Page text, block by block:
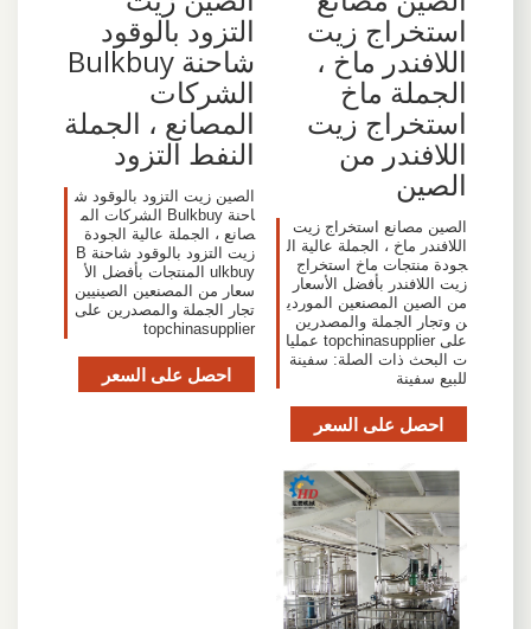
استخراج زيت
اللافندر ماخ ،
الجملة ماخ
استخراج زيت
اللافندر من
الصين
الصين مصانع استخراج زيت
اللافندر ماخ ، الجملة عالية ال
جودة منتجات ماخ استخراج
زيت اللافندر بأفضل الأسعار
من الصين المصنعين الموردي
ن وتجار الجملة والمصدرين
على topchinasupplier عمليا
ت البحث ذات الصلة: سفينة
للبيع سفينة
احصل على السعر
التزود بالوقود
شاحنة Bulkbuy
الشركات
المصانع ، الجملة
النفط التزود
الصين زيت التزود بالوقود ش
احنة Bulkbuy الشركات الم
صانع ، الجملة عالية الجودة
زيت التزود بالوقود شاحنة B
ulkbuy المنتجات بأفضل الأ
سعار من المصنعين الصينيين
تجار الجملة والمصدرين على
topchinasupplier
احصل على السعر